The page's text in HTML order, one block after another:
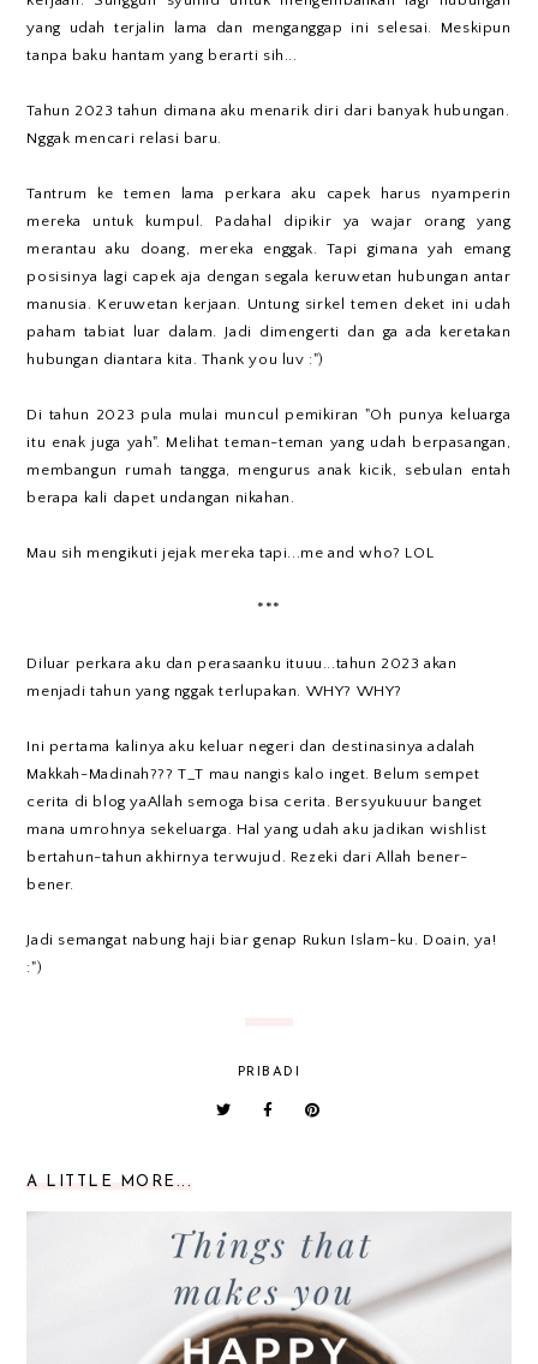
yang udah terjalin lama dan menganggap ini selesai. Meskipun
tanpa baku hantam yang berarti sih...
Tahun 2023 tahun dimana aku menarik diri dari banyak hubungan.
Nggak mencari relasi baru.
Tantrum ke temen lama perkara aku capek harus nyamperin
mereka untuk kumpul. Padahal dipikir ya wajar orang yang
merantau aku doang, mereka enggak. Tapi gimana yah emang
posisinya lagi capek aja dengan segala keruwetan hubungan antar
manusia. Keruwetan kerjaan. Untung sirkel temen deket ini udah
paham tabiat luar dalam. Jadi dimengerti dan ga ada keretakan
hubungan diantara kita. Thank you luv :")
Di tahun 2023 pula mulai muncul pemikiran "Oh punya keluarga
itu enak juga yah". Melihat teman-teman yang udah berpasangan,
membangun rumah tangga, mengurus anak kicik, sebulan entah
berapa kali dapet undangan nikahan.
Mau sih mengikuti jejak mereka tapi...me and who? LOL
***
Diluar perkara aku dan perasaanku ituuu...tahun 2023 akan
menjadi tahun yang nggak terlupakan. WHY? WHY?
Ini pertama kalinya aku keluar negeri dan destinasinya adalah
Makkah-Madinah??? T_T mau nangis kalo inget. Belum sempet
cerita di blog yaAllah semoga bisa cerita. Bersyukuuur banget
mana umrohnya sekeluarga. Hal yang udah aku jadikan wishlist
bertahun-tahun akhirnya terwujud. Rezeki dari Allah bener-
bener.
Jadi semangat nabung haji biar genap Rukun Islam-ku. Doain, ya!
:")
PRIBADI
A LITTLE MORE...